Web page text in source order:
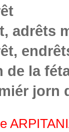
adrêts
de la
jorn